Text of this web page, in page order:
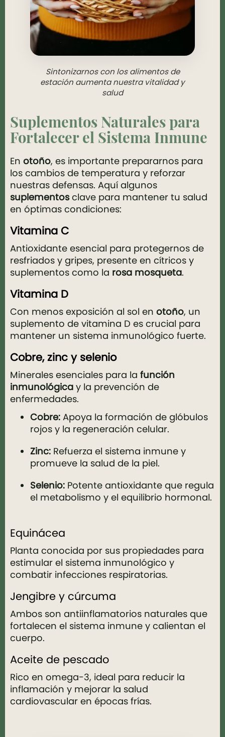
Sintonizarnos con los alimentos de
estación aumenta nuestra vitalidad y
salud
Suplementos Naturales para
Fortalecer el Sistema Inmune
En otoño, es importante prepararnos para
los cambios de temperatura y reforzar
nuestras defensas. Aquí algunos
suplementosclave para mantener tu salud
en óptimas condiciones:
Vitamina C
Antioxidante esencial para protegernos de
resfriados y gripes, presente en cítricos y
suplementos como la rosa mosqueta.
Vitamina D
Con menos exposición al sol en otoño, un
suplemento de vitamina D es crucial para
mantener un sistema inmunológico fuerte.
Cobre, zinc y selenio
Minerales esenciales para la función
inmunológica y la prevención de
enfermedades.
Cobre: Apoya la formación de glóbulos
rojos y la regeneración celular.
Zinc: Refuerza el sistema inmune y
promueve la salud de la piel.
Selenio: Potente antioxidante que regula
el metabolismo y el equilibrio hormonal.
Equinácea
Planta conocida por sus propiedades para
estimular el sistema inmunológico y
combatir infecciones respiratorias.
Jengibre y cúrcuma
Ambos son antiinflamatorios naturales que
fortalecen el sistema inmune y calientan el
cuerpo.
Aceite de pescado
Rico en omega-3, ideal para reducir la
inflamación y mejorar la salud
cardiovascular en épocas frías.